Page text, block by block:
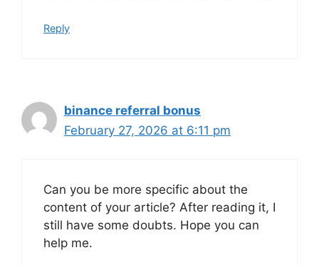
Reply
binance referral bonus
February 27, 2026 at 6:11 pm
Can you be more specific about the
content of your article? After reading it, I
still have some doubts. Hope you can
help me.